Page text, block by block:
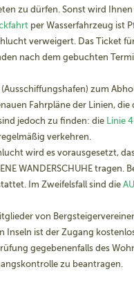
zu dürfen. Sonst wird
per Wasserfahrzeug ist
verweigert. Das Ticket
nach dem gebuchten
zum
Fahrpläne der Linien, die
jedoch zu finden: die Linie
verkehren.
wird es vorausgesetzt,
WANDERSCHUHE
Im Zweifelsfall sind die
von
Inseln ist der Zugang
gegebenenfalls des
zu beantragen.